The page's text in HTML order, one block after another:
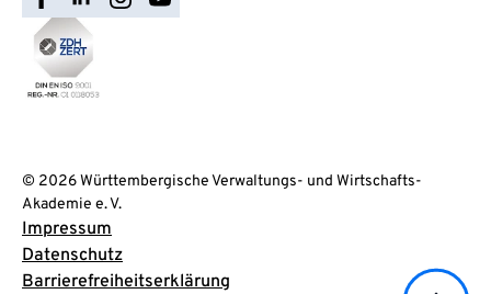
© 2026 Württembergische Verwaltungs- und Wirtschafts-
Akademie e. V.
Impressum
Datenschutz
Barrierefreiheitserklärung